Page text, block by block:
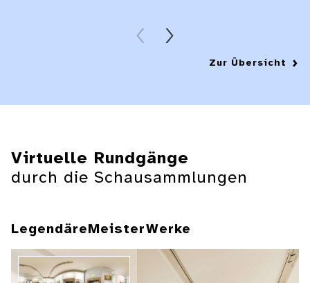
Zur Übersicht
Virtuelle Rundgänge
durch die Schausammlungen
LegendäreMeisterWerke